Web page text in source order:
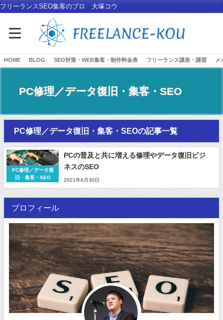
フリーランスSEO集客のプロ 大塚コウ
HOME BLOG SEO対策・WEB集客・制作料金表 フリーランス講座・講習 メ
PC修理／データ復旧・集客・SEO
PC修理／データ復旧・集客・SEOの記事一覧
PC修理／データ復
旧・集客・SEO
PCの普及と共に増える修理やデータ復旧ビジ
ネスのSEO
2021年6月30日
プロフィール